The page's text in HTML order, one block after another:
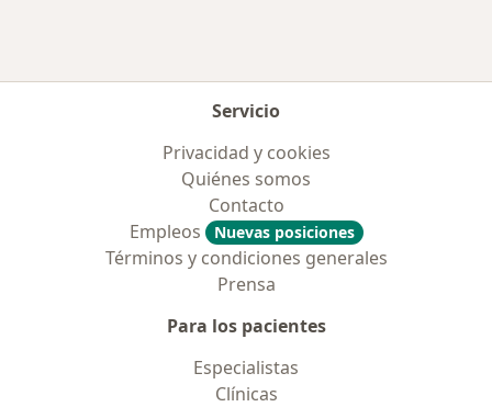
Servicio
Privacidad y cookies
Quiénes somos
Contacto
Empleos
Nuevas posiciones
Términos y condiciones generales
Prensa
Para los pacientes
Especialistas
Clínicas